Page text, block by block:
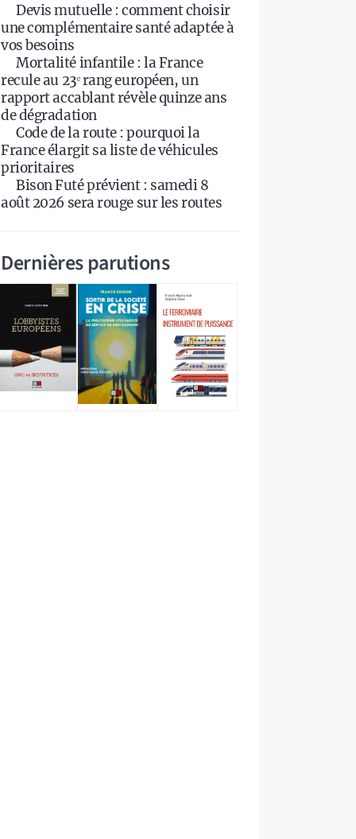
Devis mutuelle : comment choisir
une complémentaire santé adaptée à
vos besoins
Mortalité infantile : la France
recule au 23ᵉ rang européen, un
rapport accablant révèle quinze ans
de dégradation
Code de la route : pourquoi la
France élargit sa liste de véhicules
prioritaires
Bison Futé prévient : samedi 8
août 2026 sera rouge sur les routes
Dernières parutions